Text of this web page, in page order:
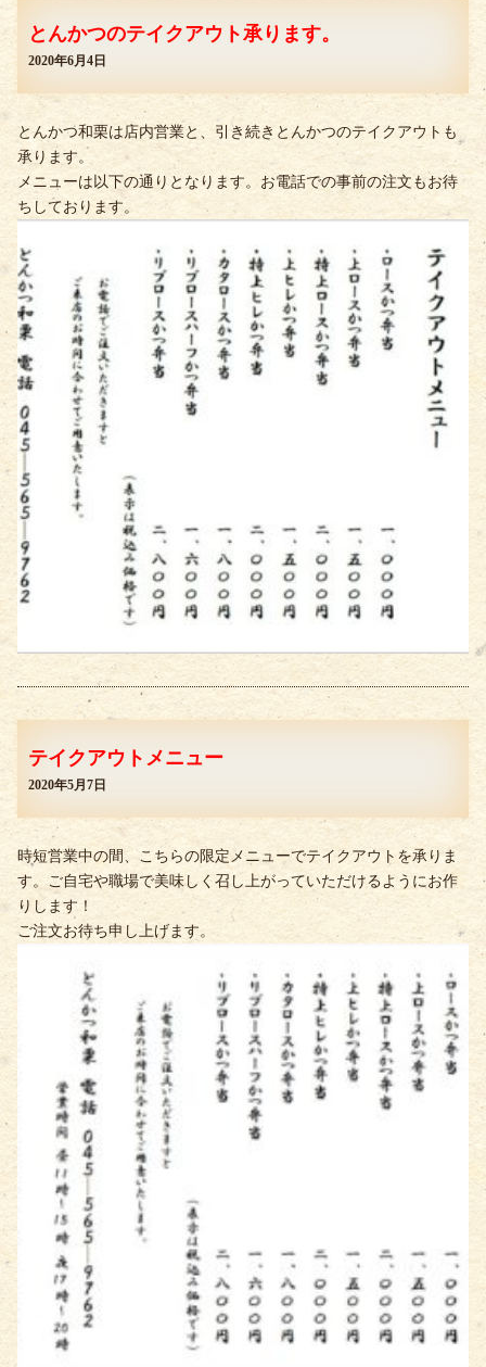
とんかつのテイクアウト承ります。
2020年6月4日
とんかつ和栗は店内営業と、引き続きとんかつのテイクアウトも
承ります。
メニューは以下の通りとなります。お電話での事前の注文もお待
ちしております。
テイクアウトメニュー
2020年5月7日
時短営業中の間、こちらの限定メニューでテイクアウトを承りま
す。ご自宅や職場で美味しく召し上がっていただけるようにお作
りします！
ご注文お待ち申し上げます。